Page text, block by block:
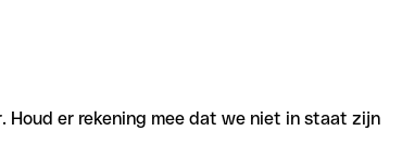
er rekening mee dat we niet in staat zijn